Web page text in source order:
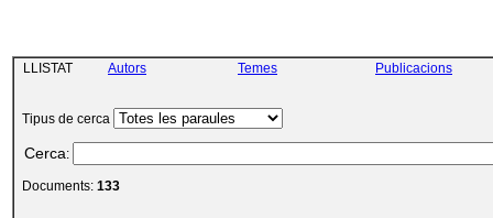
LLISTAT Autors Temes Publicacions
Tipus de cerca
Cerca:
Documents: 133